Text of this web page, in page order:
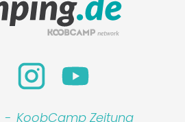
- KoobCamp Zeitung